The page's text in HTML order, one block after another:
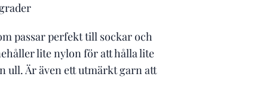
passar perfekt till sockar och
lite nylon för att hålla lite
ull. Är även ett utmärkt garn att